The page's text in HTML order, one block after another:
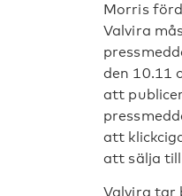
Morris
Valvira
den 10.11
att
att
att sälja
Valvira tar